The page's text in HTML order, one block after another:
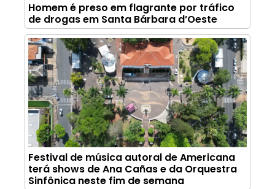
Homem é preso em flagrante por tráfico
de drogas em Santa Bárbara d’Oeste
Festival de música autoral de Americana
terá shows de Ana Cañas e da Orquestra
Sinfônica neste fim de semana